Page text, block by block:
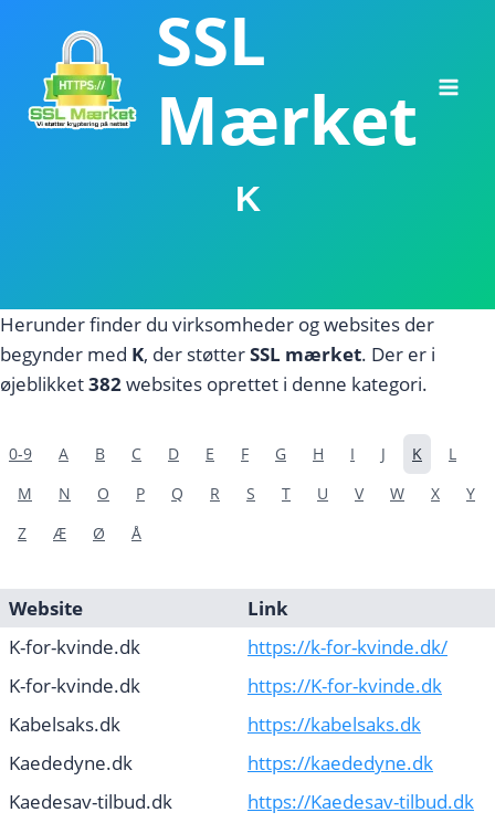
indhold
SSL
Mærket
K
Herunder finder du virksomheder og websites der
begynder med K, der støtterSSL mærket. Der er i
øjeblikket382websites oprettet i denne kategori.
0-9 A B C D E F G H I J K
L
M
N O P Q R S T U V W X
Y
Z
Æ Ø Å
Website
Link
K-for-kvinde.dk
https://k-for-kvinde.dk/
K-for-kvinde.dk
https://K-for-kvinde.dk
Kabelsaks.dk
https://kabelsaks.dk
Kaededyne.dk
https://kaededyne.dk
Kaedesav-tilbud.dk
https://Kaedesav-tilbud.dk